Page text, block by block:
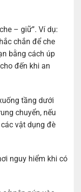
– giữ”. Ví dụ:
chắn để che
bằng cách úp
đến khi an
tầng dưới
chuyển, nếu
vật dụng đè
nguy hiểm khi có